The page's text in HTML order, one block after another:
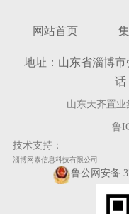
网站首页
地址：山东省淄博
话
山东天齐置
鲁
技术支持：
淄博网泰信息科技有限公司
鲁公网安备